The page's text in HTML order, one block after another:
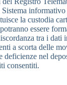
la custodia
essere
tra i dati
a scorta delle
deficienze nel
consentiti.